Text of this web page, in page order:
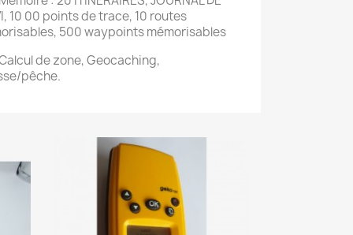
10 00 points de trace, 10 routes
500 waypoints mémorisables
de zone, Geocaching,
pêche.